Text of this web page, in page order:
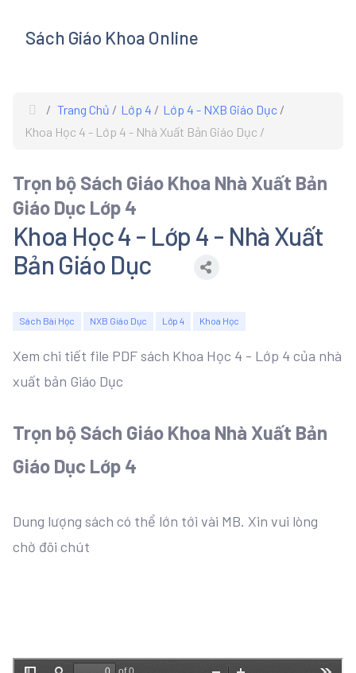
Sách Giáo Khoa Online
Trang Chủ Lớp 4
Lớp 4 - NXB Giáo Dục
Khoa Học 4 - Lớp 4 - Nhà Xuất Bản Giáo Dục
Trọn bộ Sách Giáo Khoa Nhà Xuất Bản
Giáo Dục Lớp 4
Khoa Học 4 - Lớp 4 - Nhà Xuất
Bản Giáo Dục
Sách Bài Học NXB Giáo Dục Lớp 4 Khoa Học
Xem chi tiết file PDF sách Khoa Học 4 - Lớp 4 của nhà
xuất bản Giáo Dục
Trọn bộ Sách Giáo Khoa Nhà Xuất Bản
Giáo Dục Lớp 4
Dung lượng sách có thể lớn tới vài MB. Xin vui lòng
chờ đôi chút